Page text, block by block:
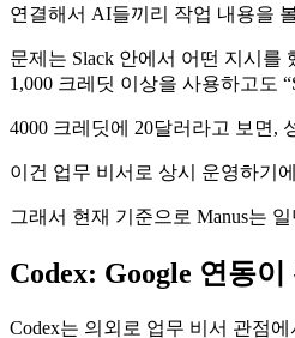
연결해서 AI들끼리 작업 내용을
문제는 Slack 안에서 어떤 지시를
1,000 크레딧 이상을 사용하고도
4000 크레딧에 20달러라고 보면,
이건 업무 비서로 상시 운영하기
그래서 현재 기준으로 Manus는
Codex: Google 연동
Codex는 의외로 업무 비서 관점